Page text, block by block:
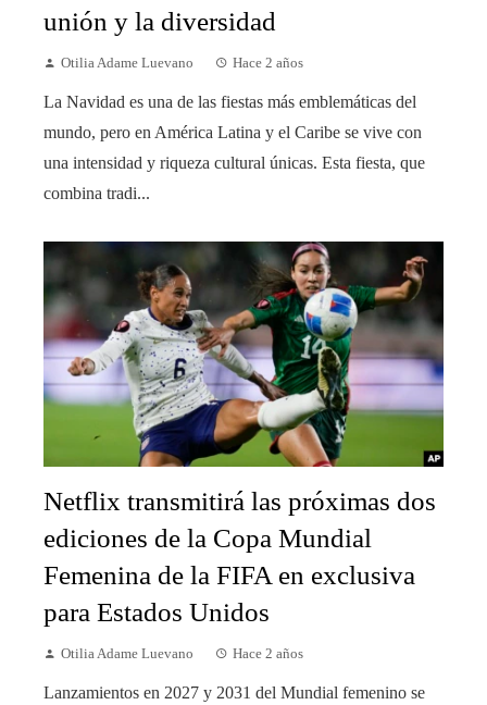
unión y la diversidad
Otilia Adame Luevano Hace 2 años
La Navidad es una de las fiestas más emblemáticas del
mundo, pero en América Latina y el Caribe se vive con
una intensidad y riqueza cultural únicas. Esta fiesta, que
combina tradi...
Netflix transmitirá las próximas dos
ediciones de la Copa Mundial
Femenina de la FIFA en exclusiva
para Estados Unidos
Otilia Adame Luevano Hace 2 años
Lanzamientos en 2027 y 2031 del Mundial femenino se